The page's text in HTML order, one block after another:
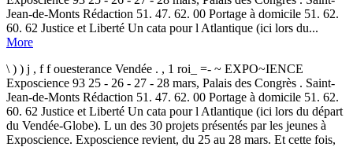
Jean-de-Monts Rédaction 51. 47. 62. 00 Portage à domicile 51. 62.
60. 62 Justice et Liberté Un cata pour l Atlantique (ici lors du...
More
\ ) ) j , f f ouesterance Vendée . , 1 roi_ =- ~ EXPO~IENCE
Exposcience 93 25 - 26 - 27 - 28 mars, Palais des Congrès . Saint-
Jean-de-Monts Rédaction 51. 47. 62. 00 Portage à domicile 51. 62.
60. 62 Justice et Liberté Un cata pour l Atlantique (ici lors du départ
du Vendée-Globe). L un des 30 projets présentés par les jeunes à
Exposcience. Exposcience revient, du 25 au 28 mars. Et cette fois,